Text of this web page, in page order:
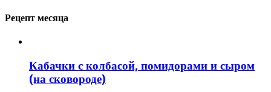
Рецепт месяца
Кабачки с колбасой, помидорами и сыром
(на сковороде)